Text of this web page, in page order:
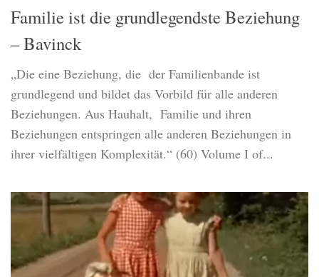
Familie ist die grundlegendste Beziehung
– Bavinck
„Die eine Beziehung, die der Familienbande ist
grundlegend und bildet das Vorbild für alle anderen
Beziehungen. Aus Hauhalt, Familie und ihren
Beziehungen entspringen alle anderen Beziehungen in
ihrer vielfältigen Komplexität.“ (60) Volume I of...